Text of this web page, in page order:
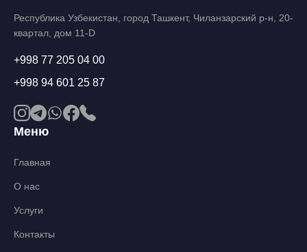
Республика Узбекистан, город Ташкент, Чиланзарский р-н, 20-
квартал, дом 11-D
+998 77 205 04 00
+998 94 601 25 87
Меню
Главная
О нас
Услуги
Контакты